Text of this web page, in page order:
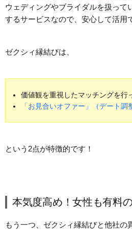
ウェディングやブライダルを扱って
するサービスなので、安心して活用
ゼクシィ縁結びは、
価値観を重視したマッチングを行
「お見合いオファー」（デート調
という2点が特徴的です！
本気度高め！女性も有料
もう一つ、ゼクシィ縁結びと他社の